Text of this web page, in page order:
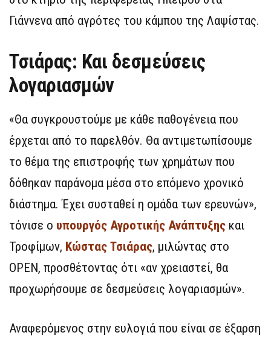
Γιάννενα από αγρότες του κάμπου της Λαψίστας.
Τσιάρας: Και δεσμεύσεις
λογαριασμών
«Θα συγκρουστούμε με κάθε παθογένεια που
έρχεται από το παρελθόν. Θα αντιμετωπίσουμε
το θέμα της επιστροφής των χρημάτων που
δόθηκαν παράνομα μέσα στο επόμενο χρονικό
διάστημα. Έχει συσταθεί η ομάδα των ερευνών»,
τόνισε ο υπουργός Αγροτικής Ανάπτυξης και
Τροφίμων, Κώστας Τσιάρας, μιλώντας στο
OPEN, προσθέτοντας ότι «αν χρειαστεί, θα
προχωρήσουμε σε δεσμεύσεις λογαριασμών».
Αναφερόμενος στην ευλογιά που είναι σε έξαρση